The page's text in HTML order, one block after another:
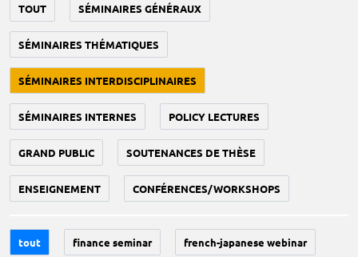
TOUT SÉMINAIRES GÉNÉRAUX
SÉMINAIRES THÉMATIQUES
SÉMINAIRES INTERDISCIPLINAIRES
SÉMINAIRES INTERNES POLICY LECTURES
GRAND PUBLIC SOUTENANCES DE THÈSE
ENSEIGNEMENT CONFÉRENCES/WORKSHOPS
tout finance seminar french-japanese webinar